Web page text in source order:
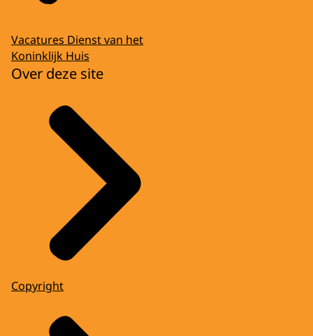
Vacatures Dienst van het
Koninklijk Huis
Over deze site
Copyright